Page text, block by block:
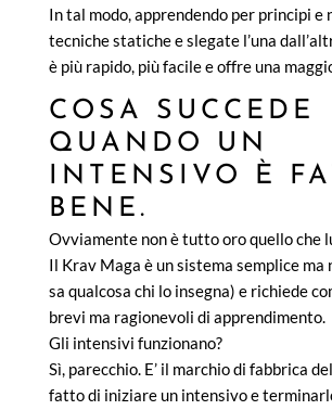
In tal modo, apprendendo per principi e
tecniche statiche e slegate l’una
è più rapido, più facile e offre una
COSA SUCCEDE
QUANDO UN
INTENSIVO È
BENE.
Ovviamente non è tutto oro quello che
Il Krav Maga è un sistema semplice ma
sa qualcosa chi lo insegna) e richiede
brevi ma ragionevoli di apprendimento.
Gli intensivi funzionano?
Sì, parecchio. E’ il marchio di fabbrica
fatto di iniziare un intensivo e